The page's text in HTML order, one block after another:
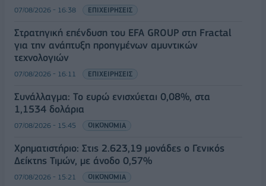
07/08/2026 - 16:38 ΕΠΙΧΕΙΡΗΣΕΙΣ
Στρατηγική επένδυση του EFA GROUP στη Fractal
για την ανάπτυξη προηγμένων αμυντικών
τεχνολογιών
07/08/2026 - 16:11 ΕΠΙΧΕΙΡΗΣΕΙΣ
Συνάλλαγμα: Το ευρώ ενισχύεται 0,08%, στα
1,1534 δολάρια
07/08/2026 - 15:45 ΟΙΚΟΝΟΜΙΑ
Χρηματιστήριο: Στις 2.623,19 μονάδες ο Γενικός
Δείκτης Τιμών, με άνοδο 0,57%
07/08/2026 - 15:21 ΟΙΚΟΝΟΜΙΑ